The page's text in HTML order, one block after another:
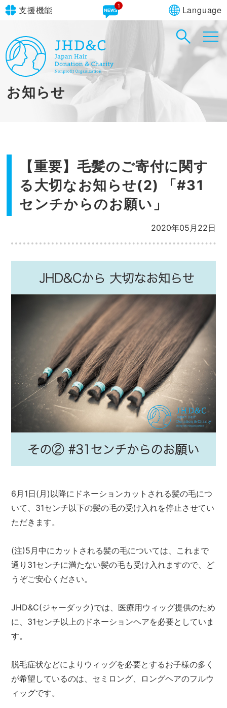
支援機能
文字サイズ 標準
青 黒
やさしいにほんご
1 Language
in simple English
お知らせ
【重要】毛髪のご寄付に関す
る大切なお知らせ(2) 「#31
センチからのお願い」
2020年05月22日
6月1日(月)以降にドネーションカットされる髪の毛につ
いて、31センチ以下の髪の毛の受け入れを停止させてい
ただきます。
(注)5月中にカットされる髪の毛については、これまで
通り31センチに満たない髪の毛も受け入れますので、ど
うぞご安心ください。
JHD&C(ジャーダック)では、医療用ウィッグ提供のため
に、31センチ以上のドネーションヘアを必要としていま
す。
脱毛症状などによりウィッグを必要とするお子様の多く
が希望しているのは、セミロング、ロングヘアのフルウ
ィッグです。